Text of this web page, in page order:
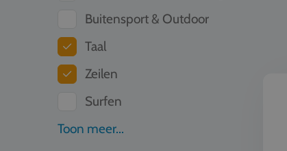
Buitensport & Outdoor
Taal
Zeilen
Surfen
Toon meer...